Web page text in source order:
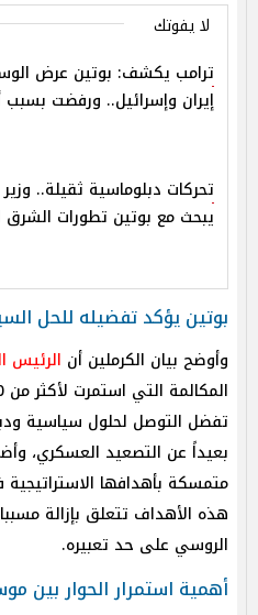
لا يفوتك
ترامب يكشف: بوتين عرض
إيران وإسرائيل.. ورفضت بسبب
تحركات دبلوماسية ثقيلة.. وزير
يبحث مع بوتين تطورات
بوتين يؤكد تفضيله للحل
وأوضح بيان الكرملين أن الرئيس
تفضل التوصل لحلول سياسية
بعيداً عن التصعيد العسكري،
متمسكة بأهدافها الاستراتيجية
هذه الأهداف تتعلق بإزالة
الروسي على حد تعبيره.
أهمية استمرار الحوار بين